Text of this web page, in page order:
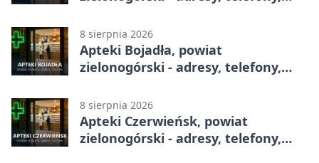
8 sierpnia 2026
Apteki Bojadła, powiat
zielonogórski - adresy, telefony,
8 sierpnia 2026
Apteki Czerwieńsk, powiat
zielonogórski - adresy, telefony,